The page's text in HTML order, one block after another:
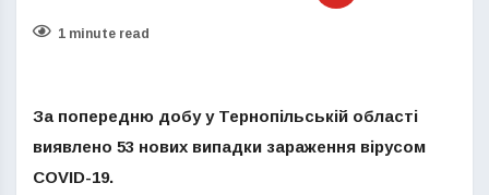
1 minute read
За попередню добу у Тернопільській області
виявлено 53 нових випадки зараження вірусом
COVID-19.